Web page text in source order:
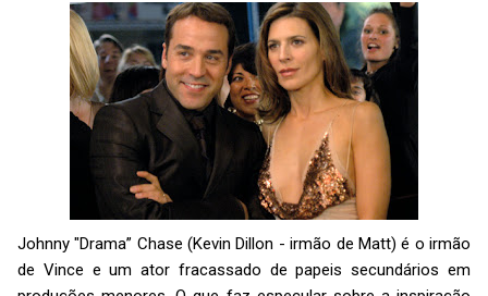
Johnny "Drama” Chase (Kevin Dillon - irmão de Matt) é o irmão
de Vince e um ator fracassado de papeis secundários em